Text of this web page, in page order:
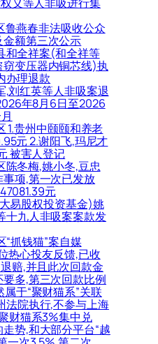
鲁燕春非法吸收公众
额第三次公示
和全祥案(和全祥等
变压器内铜芯线)执
办理退款
刘红英等人非吸案退
年8月6日至2026
1.贵州中颐颐和养老
元 2.谢阳飞,玛尼才
被害人登记
陈冬梅,姚小冬,豆忠
项,第一次已发放
元
易股权投资基金)姚
十九人非吸案案款发
“抓钱猫”案自媒
热心投友反馈,已收
赔,并且此次回款金
多,第三次回款比例
于“聚财猫系”关联
法院执行,不参与上海
财猫系3%集中兑
势,和大部分平台“越